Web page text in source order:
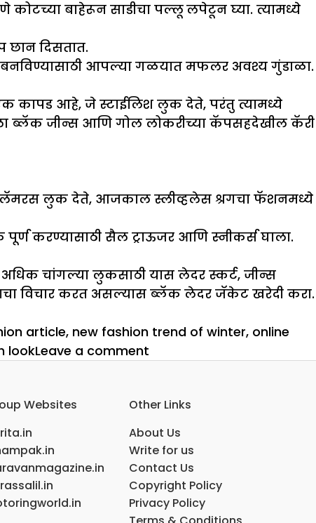
बाहेरून साडीचा पल्लू लपेटून घ्या. त्यामध्ये
दिसतात.
आपल्या गळयात मफलर अवश्य गुंडाळा.
कापड आहे, जे स्टाईलिश लुक देते, परंतु त्यामध्ये
ब्लॅक जीन्स आणि गोल लोकरीच्या कॅपसहदेखील कॅरी
लुक देते, आजकाल स्लीव्हलेस श्रगचा फॅशनमध्ये
सैल ट्राऊजर आणि स्नीकर्स घाला.
चांगल्या लुकसाठी यास लेदर स्कर्ट, जीन्स
विचार करत असल्यास ब्लॅक लेदर जॅकेट खरेदी करा.
article, new fashion trend of winter, online
lookLeave a comment
दिसा
Websites
Other Links
About Us
Write for us
Contact Us
Copyright Policy
Privacy Policy